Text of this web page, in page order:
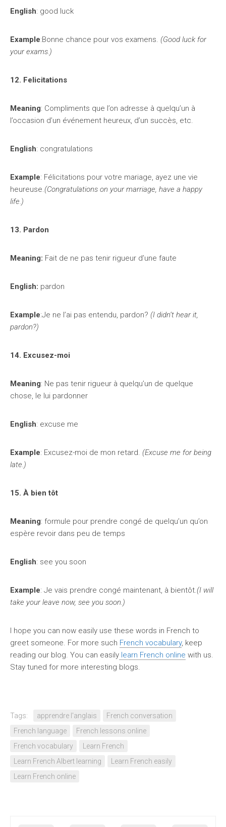
English: good luck
Example:Bonne chance pour vos examens. (Good luck for
your exams.)
12. Felicitations
Meaning: Compliments que l’on adresse à quelqu’un à
l’occasion d’un événement heureux, d’un succès, etc.
English: congratulations
Example: Félicitations pour votre mariage, ayez une vie
heureuse.(Congratulations on your marriage, have a happy
life.)
13. Pardon
Meaning: Fait de ne pas tenir rigueur d’une faute
English: pardon
Example:Je ne l’ai pas entendu, pardon? (I didn’t hear it,
pardon?)
14. Excusez-moi
Meaning: Ne pas tenir rigueur à quelqu’un de quelque
chose, le lui pardonner
English: excuse me
Example: Excusez-moi de mon retard. (Excuse me for being
late.)
15. À bien tôt
Meaning: formule pour prendre congé de quelqu’un qu’on
espère revoir dans peu de temps
English: see you soon
Example: Je vais prendre congé maintenant, à bientôt.(I will
take your leave now, see you soon.)
I hope you can now easily use these words in French to
greet someone. For more such French vocabulary, keep
reading our blog. You can easily learn French online with us.
Stay tuned for more interesting blogs.
Tags: apprendre l'anglais
French conversation
French language
French lessons online
French vocabulary
Learn French
Learn French Albert learning
Learn French easily
Learn French online